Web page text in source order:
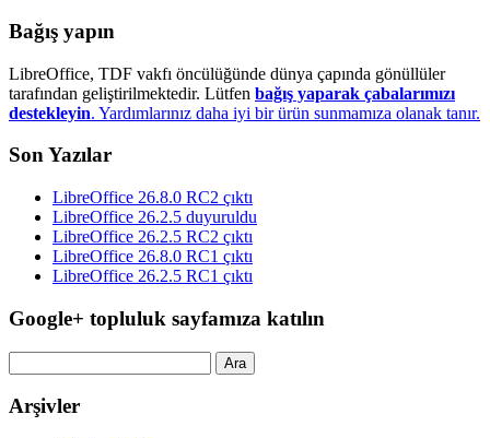
Bağış yapın
LibreOffice, TDF vakfı öncülüğünde dünya çapında gönüllüler
tarafından geliştirilmektedir. Lütfen bağış yaparak çabalarımızı
destekleyin. Yardımlarınız daha iyi bir ürün sunmamıza olanak tanır.
Son Yazılar
LibreOffice 26.8.0 RC2 çıktı
LibreOffice 26.2.5 duyuruldu
LibreOffice 26.2.5 RC2 çıktı
LibreOffice 26.8.0 RC1 çıktı
LibreOffice 26.2.5 RC1 çıktı
Google+ topluluk sayfamıza katılın
Arşivler